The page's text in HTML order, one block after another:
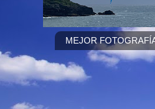
MEJOR